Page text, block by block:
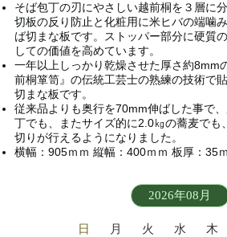
そば包丁の刃にやさしい越前桐を３層に
切板の反り防止と化粧用に米ヒバの端噛
ば切まな板です。ストッパー部分に硬質
しての価値を高めています。
一年以上しっかり乾燥させた厚さ約8mm
前桐箪笥』の伝統工芸士の熟練の技術で
切まな板です。
従来品よりも奥行を70mm伸ばした事で
丁でも、またサイズ的に2.0㎏の蕎麦でも
切りが行えるようになりました。
横幅：905ｍｍ 縦幅：400ｍｍ 板厚：35
2026年08月
日 月 火 水 木